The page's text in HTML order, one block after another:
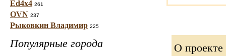
Ed4x4 261
OVN 237
Рыковкин Владимир 225
Популярные города О проекте